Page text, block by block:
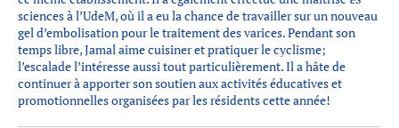
sciences à l’UdeM, où il a eu la chance de travailler sur un nouveau
gel d’embolisation pour le traitement des varices. Pendant son
temps libre, Jamal aime cuisiner et pratiquer le cyclisme;
l’escalade l’intéresse aussi tout particulièrement. Il a hâte de
continuer à apporter son soutien aux activités éducatives et
promotionnelles organisées par les résidents cette année!